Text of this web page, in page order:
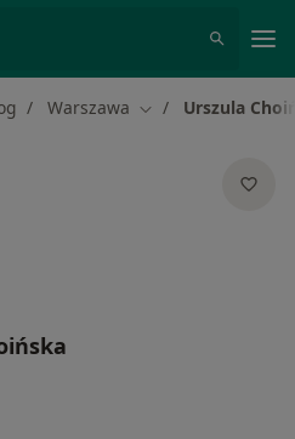
Warszawa Zmień miasto
Urszula